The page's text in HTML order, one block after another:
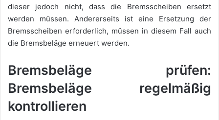
dieser jedoch nicht, dass die Bremsscheiben ersetzt
werden müssen. Andererseits ist eine Ersetzung der
Bremsscheiben erforderlich, müssen in diesem Fall auch
die Bremsbeläge erneuert werden.
Bremsbeläge prüfen:
Bremsbeläge regelmäßig
kontrollieren